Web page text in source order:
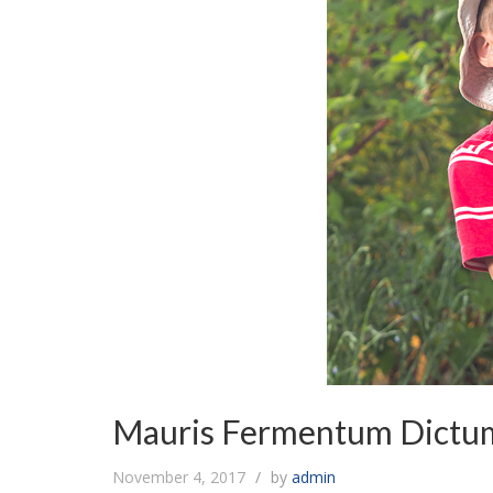
Mauris Fermentum
November 4, 2017 by admin